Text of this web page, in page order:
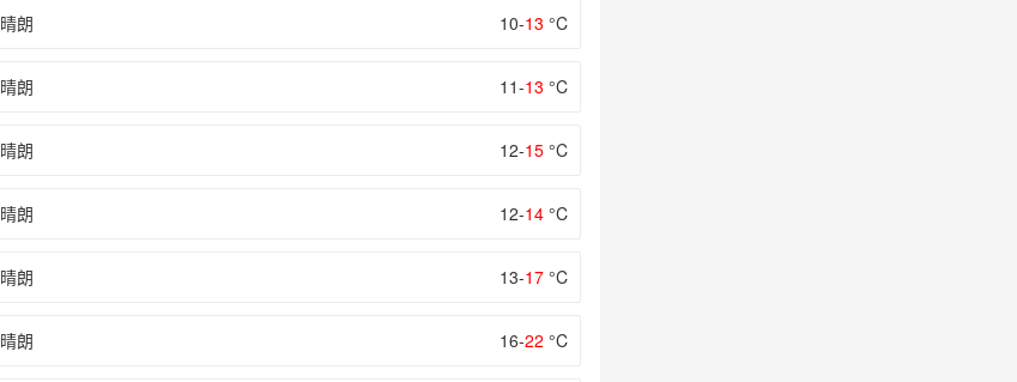
晴朗 10-13 °C
晴朗 11-13 °C
晴朗 12-15 °C
晴朗 12-14 °C
晴朗 13-17 °C
晴朗 16-22 °C